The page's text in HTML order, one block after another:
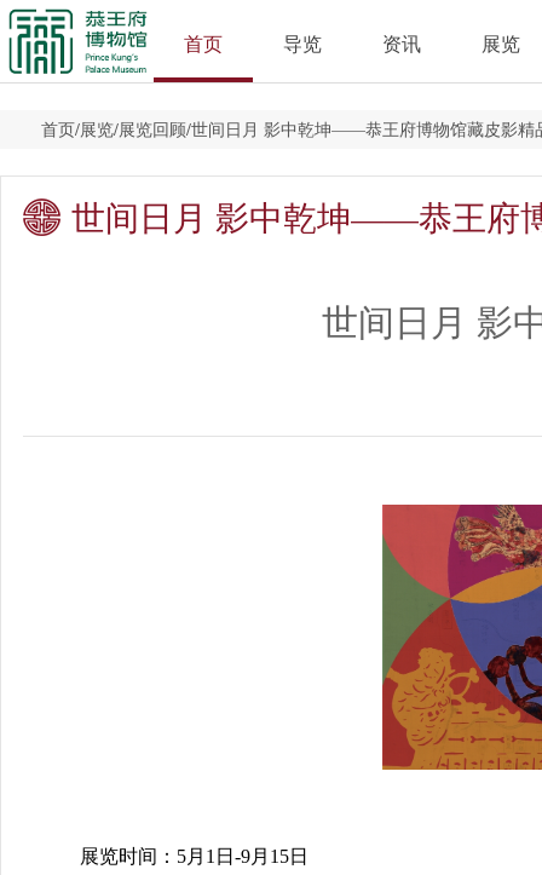
首页 导览 资讯 展览
首页/展览/展览回顾/世间日月 影中乾坤——恭王府博物馆藏皮影精
世间日月 影中乾坤——恭王府
世间日月 影
展览时间：5月1日-9月15日